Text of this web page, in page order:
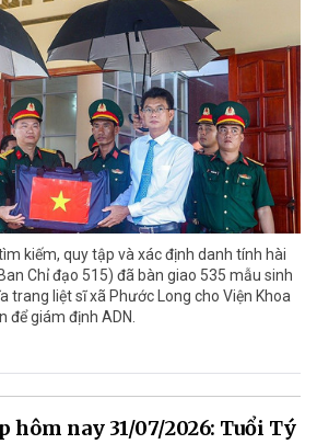
kiếm, quy tập và xác định danh tính hài
Chỉ đạo 515) đã bàn giao 535 mẫu sinh
trang liệt sĩ xã Phước Long cho Viện Khoa
để giám định ADN.
hôm nay 31/07/2026: Tuổi Tý